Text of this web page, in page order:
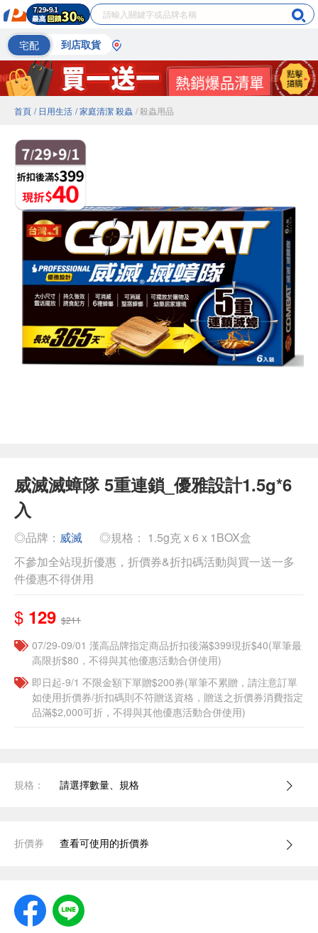
宅配 到店取貨
首頁 / 日用生活 / 家庭清潔 殺蟲 / 殺蟲用品
威滅滅蟑隊 5重連鎖_優雅設計1.5g*6
入
◎品牌： 威滅
◎規格： 1.5g克 x 6 x 1BOX盒
不參加全站現折優惠，折價券&折扣碼活動與買一送一多
件優惠不得併用
$ 129 $211
07/29-09/01 漢高品牌指定商品折扣後滿$399現折$40(單筆最
高限折$80，不得與其他優惠活動合併使用)
即日起-9/1 不限金額下單贈$200券(單筆不累贈，請注意訂單
如使用折價券/折扣碼則不符贈送資格，贈送之折價券消費指定
品滿$2,000可折，不得與其他優惠活動合併使用)
規格： 請選擇數量、規格
折價券 查看可使用的折價券